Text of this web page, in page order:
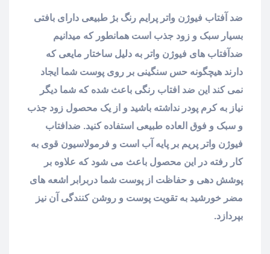
ضد آفتاب فیوژن واتر پرایم رنگ بژ طبیعی دارای بافتی
بسیار سبک و زود جذب است همانطور که میدانیم
ضدآفتاب های فیوژن واتر به دلیل ساختار مایعی که
دارند هیچگونه حس سنگینی بر روی پوست شما ایجاد
نمی کند این ضد افتاب رنگی باعث شده که شما دیگر
نیاز به کرم پودر نداشته باشید و از یک محصول زود جذب
و سبک و فوق العاده طبیعی استفاده کنید. ضدافتاب
فیوژن واتر پریم بر پایه آب است و فرمولاسیون قوی به
کار رفته در این محصول باعث می شود که علاوه بر
پوشش دهی و حفاظت از پوست شما دربرابر اشعه های
مضر خورشید به تقویت پوست و روشن کنندگی آن نیز
بپردازد.